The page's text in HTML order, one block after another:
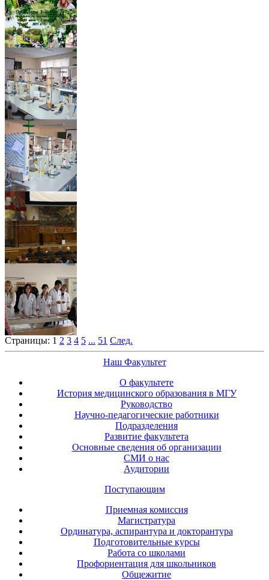
Страницы: 1 2 3 4 5 ... 51 След.
Наш Факультет
О факультете
История медицинского образования в МГУ
Руководство
Научно-педагогические работники
Подразделения
Развитие факультета
Основные сведения об организации
СМИ о нас
Аудитории
Поступающим
Приемная комиссия
Магистратура
Ординатура, аспирантура и докторантура
Подготовительные курсы
Работа со школами
Профориентация для школьников
Общежитие